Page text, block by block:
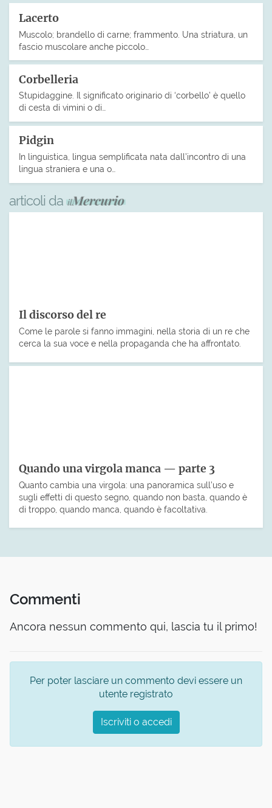
Lacerto
Muscolo; brandello di carne; frammento. Una striatura, un
fascio muscolare anche piccolo…
Corbelleria
Stupidaggine. Il significato originario di ‘corbello’ è quello
di cesta di vimini o di…
Pidgin
In linguistica, lingua semplificata nata dall’incontro di una
lingua straniera e una o…
articoli da
Il discorso del re
Come le parole si fanno immagini, nella storia di un re che
cerca la sua voce e nella propaganda che ha affrontato.
Quando una virgola manca — parte 3
Quanto cambia una virgola: una panoramica sull’uso e
sugli effetti di questo segno, quando non basta, quando è
di troppo, quando manca, quando è facoltativa.
Commenti
Ancora nessun commento qui, lascia tu il primo!
Per poter lasciare un commento devi essere un
utente registrato
Iscriviti o accedi